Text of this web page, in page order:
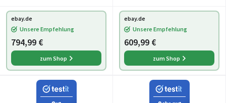
ebay.de
Unsere Empfehlung
794,99 €
zum Shop
ebay.de
Unsere Empfehlung
609,99 €
zum Shop